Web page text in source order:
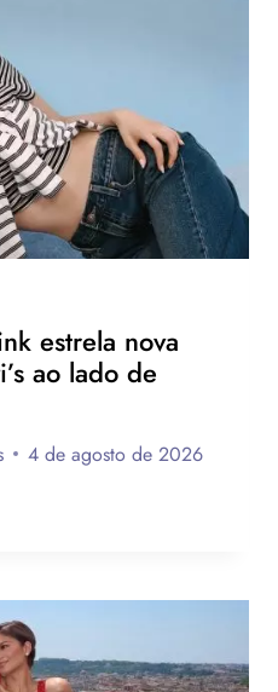
estrela nova
ao lado de
4 de agosto de 2026